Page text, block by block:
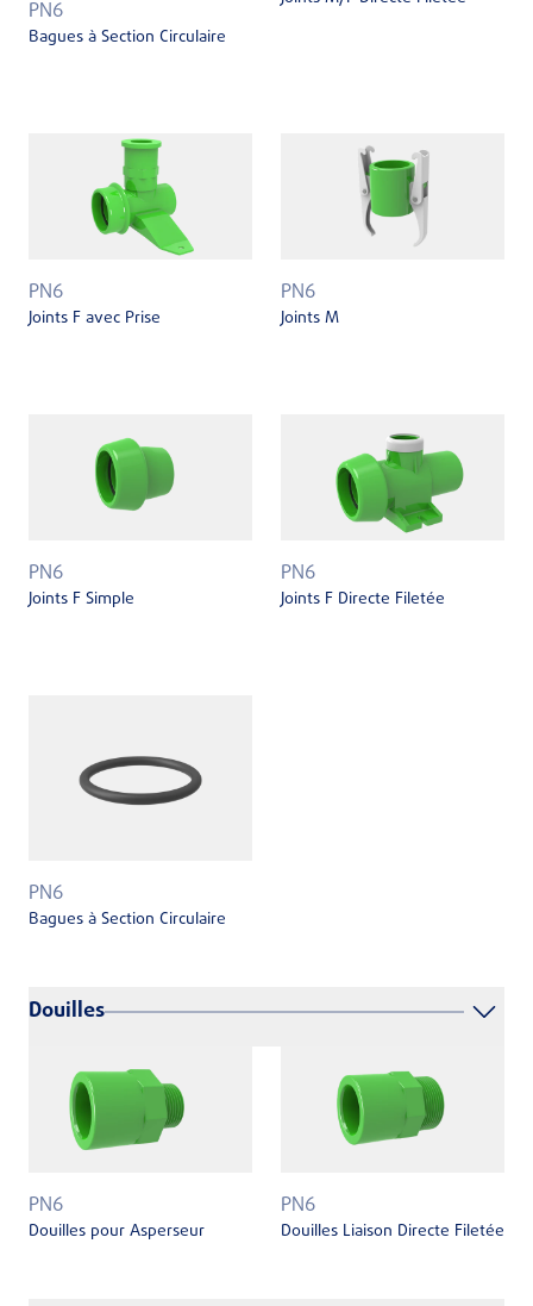
PN6
Bagues à Section Circulaire
PN6
Joints F avec Prise
PN6
Joints M
PN6
Joints F Simple
PN6
Joints F Directe Filetée
PN6
Bagues à Section Circulaire
Douilles
PN6
Douilles pour Asperseur
PN6
Douilles Liaison Directe Filetée